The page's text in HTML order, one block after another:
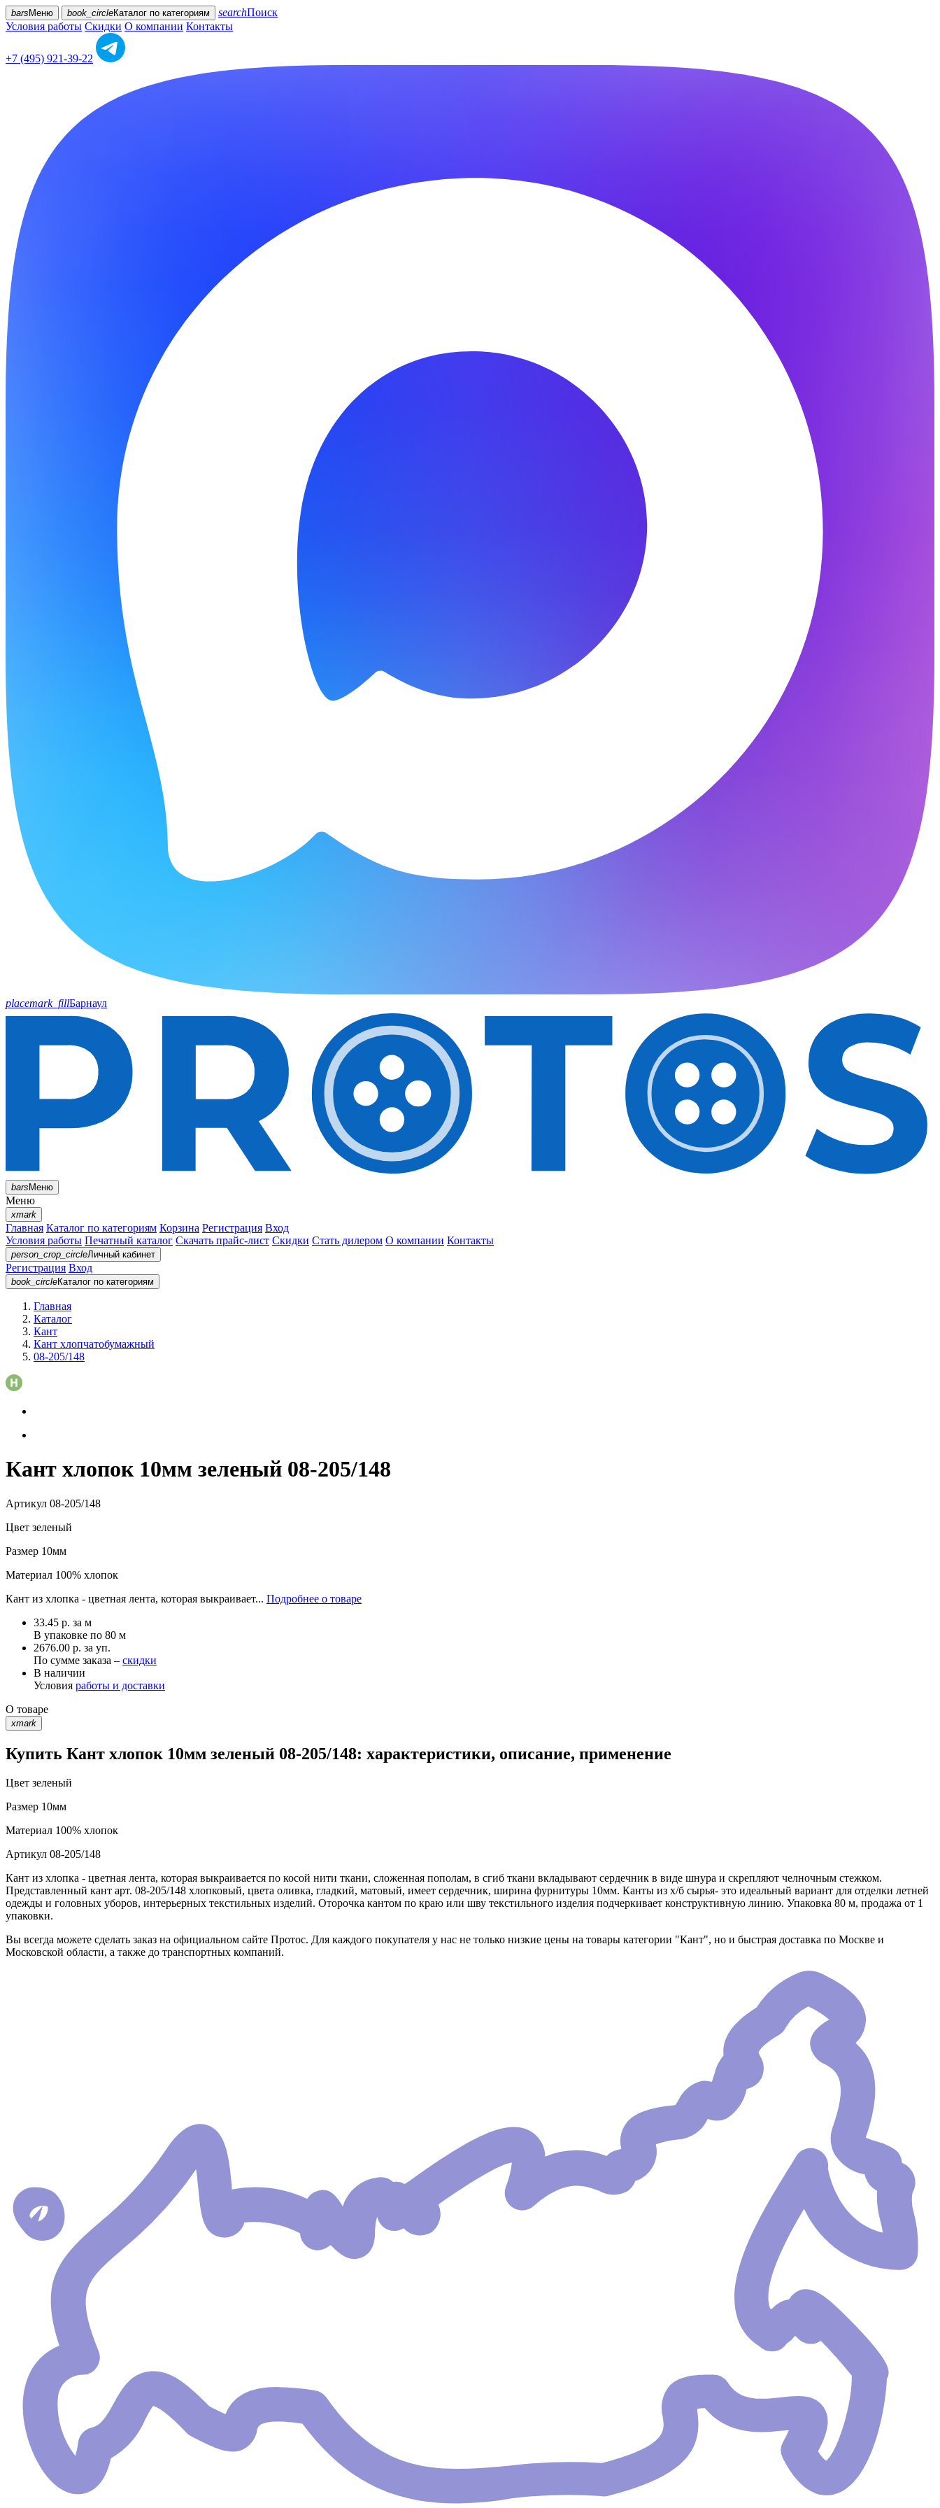
bars Меню book_circleКаталог по категориям searchПоиск
Условия работы Скидки О компании Контакты
+7 (495) 921-39-22
placemark_fillБарнаул
barsМеню
Меню
xmark
Главная Каталог по категориям Корзина Регистрация Вход
Условия работы Печатный каталог Скачать прайс-лист Скидки Стать дилером О компании Контакты
person_crop_circleЛичный кабинет
Регистрация Вход
book_circleКаталог по категориям
Главная
Каталог
Кант
Кант хлопчатобумажный
08-205/148
Кант хлопок 10мм зеленый 08-205/148
Артикул 08-205/148
Цвет зеленый
Размер 10мм
Материал 100% хлопок
Кант из хлопка - цветная лента, которая выкраивает... Подробнее о товаре
33.45 р. за м
В упаковке по 80 м
2676.00 р. за уп.
По сумме заказа – скидки
В наличии
Условия работы и доставки
О товаре
xmark
Купить Кант хлопок 10мм зеленый 08-205/148: характеристики, описание, применение
Цвет зеленый
Размер 10мм
Материал 100% хлопок
Артикул 08-205/148
Кант из хлопка - цветная лента, которая выкраивается по косой нити ткани, сложенная пополам, в сгиб ткани вкладывают сердечник в виде шнура и скрепляют челночным стежком.
Представленный кант арт. 08-205/148 хлопковый, цвета оливка, гладкий, матовый, имеет сердечник, ширина фурнитуры 10мм. Канты из х/б сырья- это идеальный вариант для отделки летней
одежды и головных уборов, интерьерных текстильных изделий. Оторочка кантом по краю или шву текстильного изделия подчеркивает конструктивную линию. Упаковка 80 м, продажа от 1
упаковки.
Вы всегда можете сделать заказ на официальном сайте Протос. Для каждого покупателя у нас не только низкие цены на товары категории "Кант", но и быстрая доставка по Москве и
Московской области, а также до транспортных компаний.